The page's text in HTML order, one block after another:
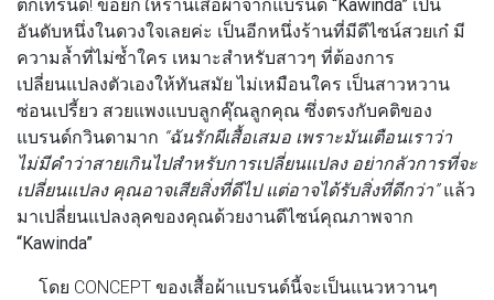
อันดับหนึ่งในดวงใจเลยค่ะ เป็นอีกหนึ่งร้านที่มีดีไซน์สวยเก๋ มี
ความล้ำที่ไม่ซ้ำใคร เหมาะสำหรับสาวๆ ที่ต้องการ
เปลี่ยนแปลงตัวเองให้ทันสมัย ไม่เหมือนใคร เป็นสาวหวาน
ซ่อนเปรี้ยว สวยแพงแบบลูกคุ๊ณลูกคุณ ซึ่งตรงกับคติของ
แบรนด์กวินดามาก “ฉันรักผีเสื้อเสมอ เพราะมันเตือนเราว่า
ไม่มีคำว่าสายเกินไปสำหรับการเปลี่ยนแปลง อย่ากลัวการที่จะ
เปลี่ยนแปลง คุณอาจเสียสิ่งที่ดีไป แต่อาจได้รับสิ่งที่ดีกว่า”แล้ว
มาเปลี่ยนแปลงลุคของคุณด้วยงานดีไซน์คุณภาพจาก
“Kawinda”
โดย CONCEPT ของเสื้อผ้าแบรนด์นี้จะเป็นแนวหวานๆ